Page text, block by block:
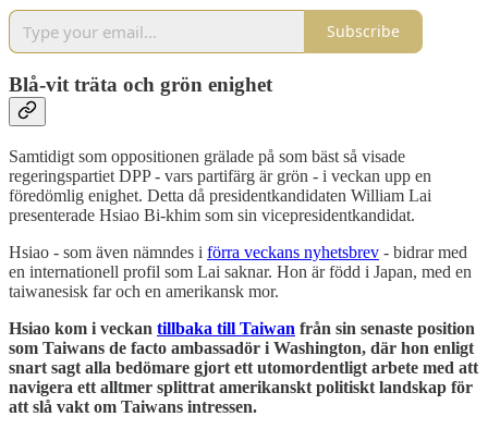
Subscribe
Blå-vit träta och grön enighet
Samtidigt som oppositionen grälade på som bäst så visade
regeringspartiet DPP - vars partifärg är grön - i veckan upp en
föredömlig enighet. Detta då presidentkandidaten William Lai
presenterade Hsiao Bi-khim som sin vicepresidentkandidat.
Hsiao - som även nämndes i förra veckans nyhetsbrev - bidrar med
en internationell profil som Lai saknar. Hon är född i Japan, med en
taiwanesisk far och en amerikansk mor.
Hsiao kom i veckan tillbaka till Taiwan från sin senaste position
som Taiwans de facto ambassadör i Washington, där hon enligt
snart sagt alla bedömare gjort ett utomordentligt arbete med att
navigera ett alltmer splittrat amerikanskt politiskt landskap för
att slå vakt om Taiwans intressen.